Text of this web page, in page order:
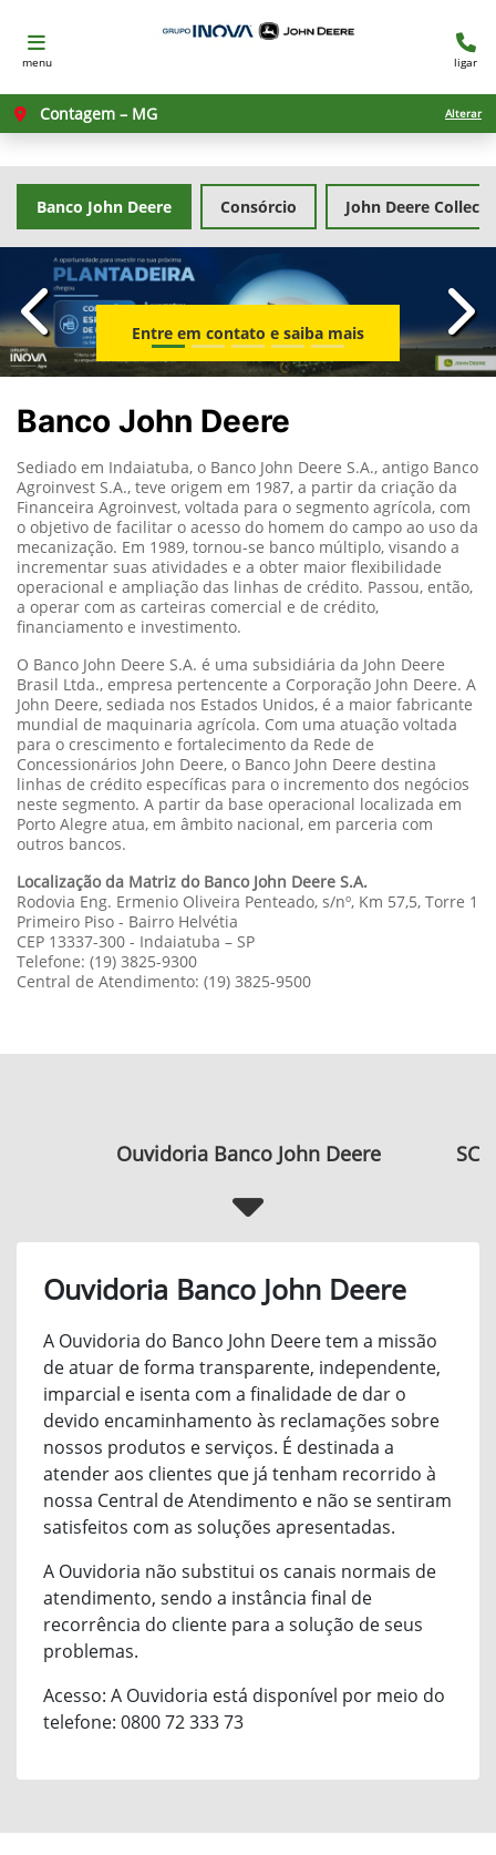
menu ligar
Contagem – MG Alterar
Banco John Deere Consórcio John Deere
Entre em contato e saiba mais
templates.template-
Banco John Deere
Sediado em Indaiatuba, o Banco John Deere S.A., antigo Banco
Agroinvest S.A., teve origem em 1987, a partir da criação da
Financeira Agroinvest, voltada para o segmento agrícola, com
o objetivo de facilitar o acesso do homem do campo ao uso da
mecanização. Em 1989, tornou-se banco múltiplo, visando a
incrementar suas atividades e a obter maior flexibilidade
operacional e ampliação das linhas de crédito. Passou, então,
a operar com as carteiras comercial e de crédito,
financiamento e investimento.
O Banco John Deere S.A. é uma subsidiária da John Deere
Brasil Ltda., empresa pertencente a Corporação John Deere. A
John Deere, sediada nos Estados Unidos, é a maior fabricante
mundial de maquinaria agrícola. Com uma atuação voltada
para o crescimento e fortalecimento da Rede de
Concessionários John Deere, o Banco John Deere destina
linhas de crédito específicas para o incremento dos negócios
neste segmento. A partir da base operacional localizada em
Porto Alegre atua, em âmbito nacional, em parceria com
outros bancos.
Localização da Matriz do Banco John Deere S.A.
Rodovia Eng. Ermenio Oliveira Penteado, s/nº, Km 57,5, Torre 1
Primeiro Piso - Bairro Helvétia
CEP 13337-300 - Indaiatuba – SP
Telefone: (19) 3825-9300
Central de Atendimento: (19) 3825-9500
Ouvidoria Banco John Deere
Ouvidoria Banco John Deere
A Ouvidoria do Banco John Deere tem a missão
de atuar de forma transparente, independente,
imparcial e isenta com a finalidade de dar o
devido encaminhamento às reclamações sobre
nossos produtos e serviços. É destinada a
atender aos clientes que já tenham recorrido à
nossa Central de Atendimento e não se sentiram
satisfeitos com as soluções apresentadas.
A Ouvidoria não substitui os canais normais de
atendimento, sendo a instância final de
recorrência do cliente para a solução de seus
problemas.
Acesso: A Ouvidoria está disponível por meio do
telefone: 0800 72 333 73